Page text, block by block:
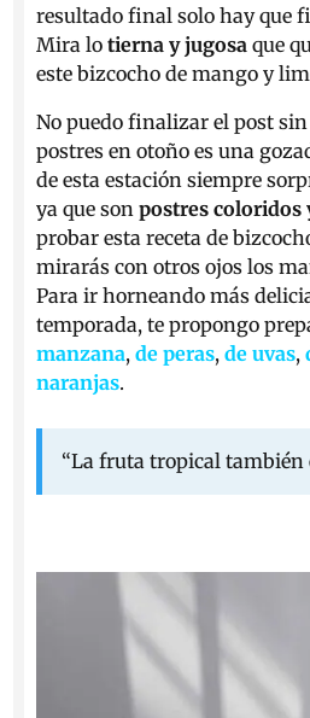
resultado final solo hay que
Mira lotierna y jugosa que
este bizcocho de mango y
No puedo finalizar el post
postres en otoño es una
de esta estación siempre
ya que sonpostres coloridos
probar esta receta de
mirarás con otros ojos los
Para ir horneando más
temporada, te propongo
manzana,de peras,de uvas,
naranjas.
“La fruta tropical también